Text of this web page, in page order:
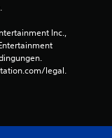
S
t
Inc.,
legal.